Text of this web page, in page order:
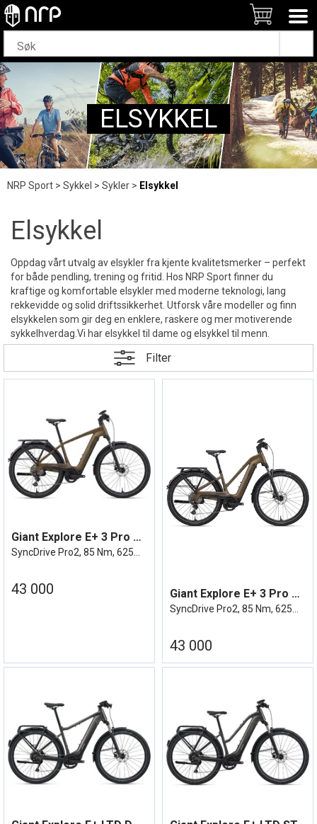
ELSYKKEL
NRP Sport>Sykkel >Sykler> Elsykkel
Elsykkel
Oppdag vårt utvalg av elsykler fra kjente kvalitetsmerker – perfekt
for både pendling, trening og fritid. Hos NRP Sport finner du
kraftige og komfortable elsykler med moderne teknologi, lang
rekkevidde og solid driftssikkerhet. Utforsk våre modeller og finn
elsykkelen som gir deg en enklere, raskere og mer motiverende
sykkelhverdag.Vi har elsykkel til dame og elsykkel til menn.
Filter
Giant Explore E+ 3 Pro DD Pyrite Brown
43 000 Giant Explore E+ 3 Pro STA Pyrite Brown
43 000